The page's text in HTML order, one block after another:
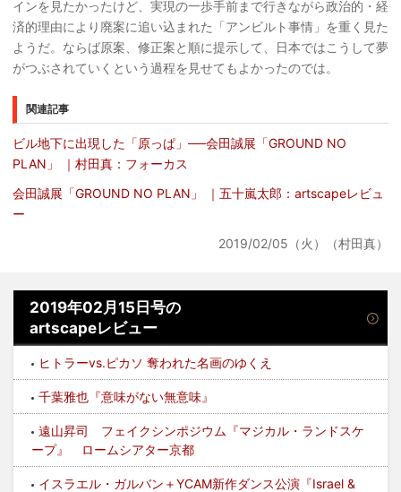
インを見たかったけど、実現の一歩手前まで行きながら政治的・経
済的理由により廃案に追い込まれた「アンビルト事情」を重く見た
ようだ。ならば原案、修正案と順に提示して、日本ではこうして夢
がつぶされていくという過程を見せてもよかったのでは。
関連記事
ビル地下に出現した「原っぱ」──会田誠展「GROUND NO
PLAN」 ｜村田真：フォーカス
会田誠展「GROUND NO PLAN」 ｜五十嵐太郎：artscapeレビュ
ー
2019/02/05（火）（村田真）
2019年02月15日号の
artscapeレビュー
ヒトラーvs.ピカソ 奪われた名画のゆくえ
千葉雅也『意味がない無意味』
遠山昇司 フェイクシンポジウム『マジカル・ランドスケ
ープ』 ロームシアター京都
イスラエル・ガルバン＋YCAM新作ダンス公演『Israel &